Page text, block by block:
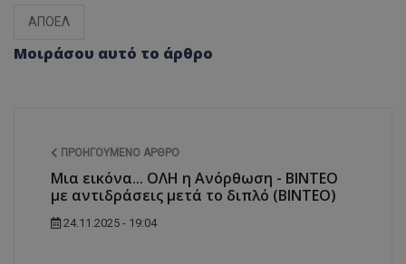
ΑΠΟΕΛ
Μοιράσου αυτό το άρθρο
ΠΡΟΗΓΟΎΜΕΝΟ ΆΡΘΡΟ
Μια εικόνα... ΟΛΗ η Ανόρθωση - ΒΙΝΤΕΟ
με αντιδράσεις μετά το διπλό (ΒΙΝΤΕΟ)
24.11.2025 - 19:04